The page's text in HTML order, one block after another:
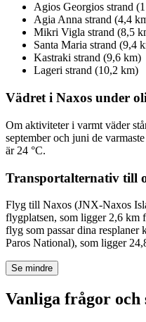
Agios Georgios strand
Agia Anna strand (4,4
Mikri Vigla strand (8,5
Santa Maria strand (9,4
Kastraki strand (9,6 km)
Lageri strand (10,2 km)
Vädret i Naxos under
Om aktiviteter i varmt väder
september och juni de
är 24 °C.
Transportalternativ till
Flyg till Naxos (JNX-Naxos
flygplatsen, som ligger 2,6 km
flyg som passar dina
Paros National), som ligger
Se mindre
Vanliga frågor och